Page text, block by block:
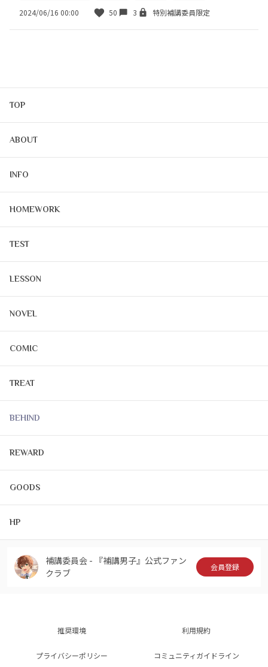
2024/06/16 00:00
50 3 特別補講委員限定
TOP
ABOUT
INFO
HOMEWORK
TEST
LESSON
NOVEL
COMIC
TREAT
BEHIND
REWARD
GOODS
HP
補講委員会 - 『補講男子』公式ファン
クラブ
会員登録
推奨環境 利用規約
プライバシーポリシー コミュニティガイドライン